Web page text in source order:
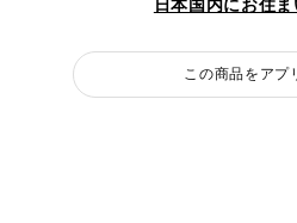
日本国内にお住
この商品をアプ